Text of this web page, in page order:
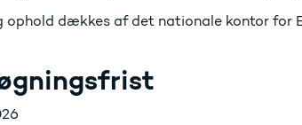
ophold dækkes af det nationale kontor for